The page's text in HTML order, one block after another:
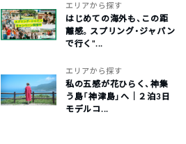
エリアから探す
はじめての海外も、この距
離感。スプリング・ジャパン
で行く“...
エリアから探す
私の五感が花ひらく、神集
う島「神津島」へ｜２泊3日
モデルコ...